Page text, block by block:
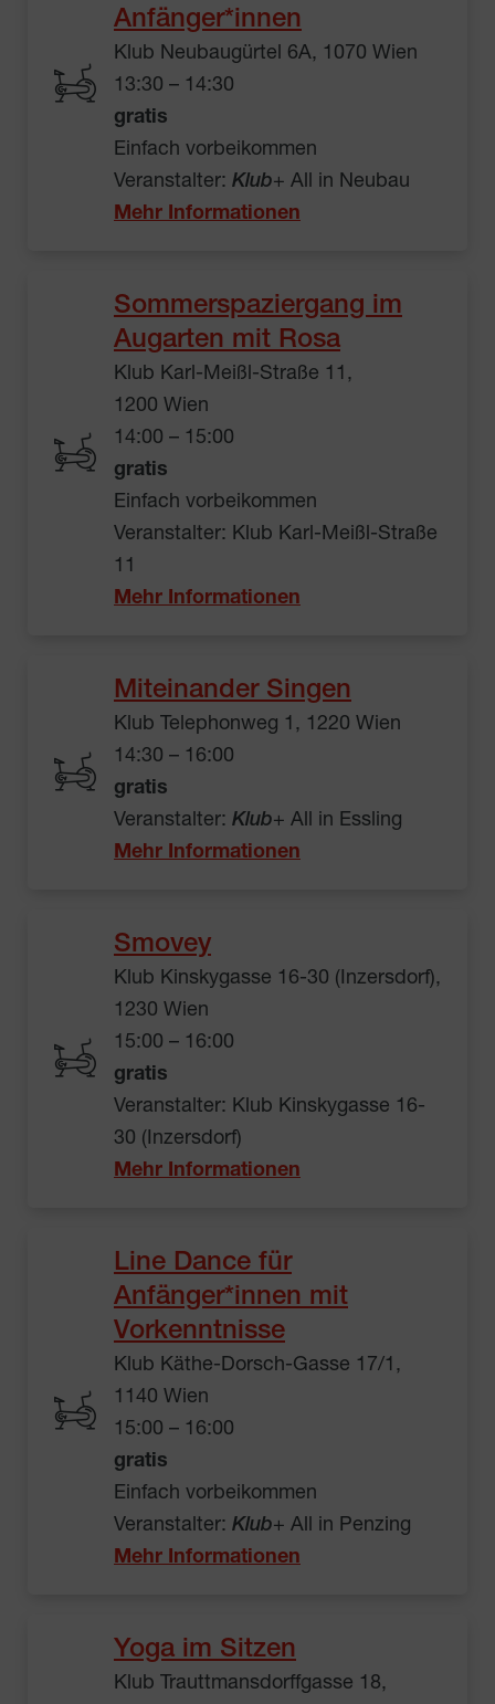
Anfänger*innen
Klub Neubaugürtel 6A, 1070 Wien
13:30 – 14:30
gratis
Einfach vorbeikommen
Veranstalter: Klub+ All in Neubau
Mehr Informationen
Sommerspaziergang im
Augarten mit Rosa
Klub Karl-Meißl-Straße 11,
1200 Wien
14:00 – 15:00
gratis
Einfach vorbeikommen
Veranstalter: Klub Karl-Meißl-Straße
11
Mehr Informationen
Miteinander Singen
Klub Telephonweg 1, 1220 Wien
14:30 – 16:00
gratis
Veranstalter: Klub+ All in Essling
Mehr Informationen
Smovey
Klub Kinskygasse 16-30 (Inzersdorf),
1230 Wien
15:00 – 16:00
gratis
Veranstalter: Klub Kinskygasse 16-
30 (Inzersdorf)
Mehr Informationen
Line Dance für
Anfänger*innen mit
Vorkenntnisse
Klub Käthe-Dorsch-Gasse 17/1,
1140 Wien
15:00 – 16:00
gratis
Einfach vorbeikommen
Veranstalter: Klub+ All in Penzing
Mehr Informationen
Yoga im Sitzen
Klub Trauttmansdorffgasse 18,